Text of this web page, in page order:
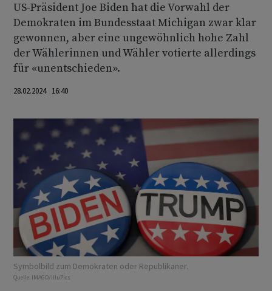
US-Präsident Joe Biden hat die Vorwahl der
Demokraten im Bundesstaat Michigan zwar klar
gewonnen, aber eine ungewöhnlich hohe Zahl
der Wählerinnen und Wähler votierte allerdings
für «unentschieden».
28.02.2024 16:40
Symbolbild zum Demokraten oder Republikaner.
Quelle: IMAGO/IlluPics